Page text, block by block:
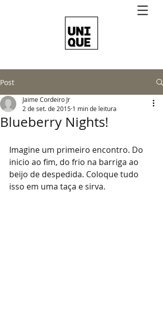
Post
Blueberry Nights!
Jaime Cordeiro Jr
2 de set. de 2015 1 min de leitura
Imagine um primeiro encontro. Do
inicio ao fim, do frio na barriga ao
beijo de despedida. Coloque tudo
isso em uma taça e sirva.